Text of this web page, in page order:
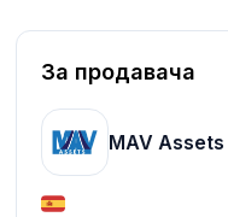
За продавача
MAV Assets